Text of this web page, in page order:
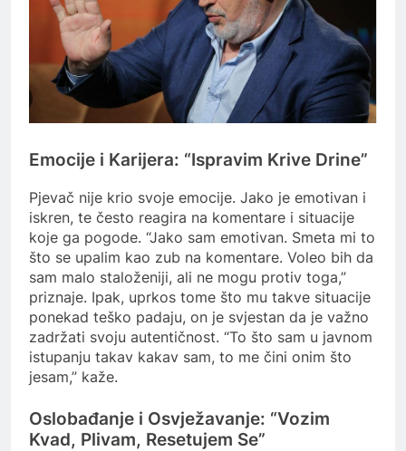
Emocije i Karijera: “Ispravim Krive Drine”
Pjevač nije krio svoje emocije. Jako je emotivan i
iskren, te često reagira na komentare i situacije
koje ga pogode. “Jako sam emotivan. Smeta mi to
što se upalim kao zub na komentare. Voleo bih da
sam malo staloženiji, ali ne mogu protiv toga,”
priznaje. Ipak, uprkos tome što mu takve situacije
ponekad teško padaju, on je svjestan da je važno
zadržati svoju autentičnost. “To što sam u javnom
istupanju takav kakav sam, to me čini onim što
jesam,” kaže.
Oslobađanje i Osvježavanje: “Vozim
Kvad, Plivam, Resetujem Se”